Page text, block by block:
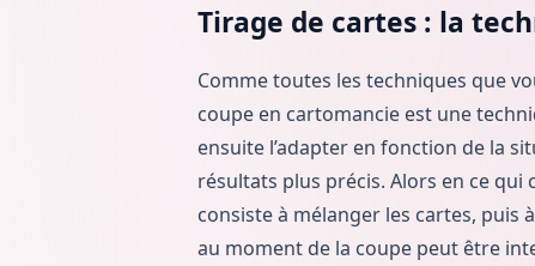
Tirage de cartes : la
Comme toutes les techniques que
coupe en cartomancie est une
ensuite l’adapter en fonction de la
résultats plus précis. Alors en ce qui
consiste à mélanger les cartes, puis
au moment de la coupe peut être